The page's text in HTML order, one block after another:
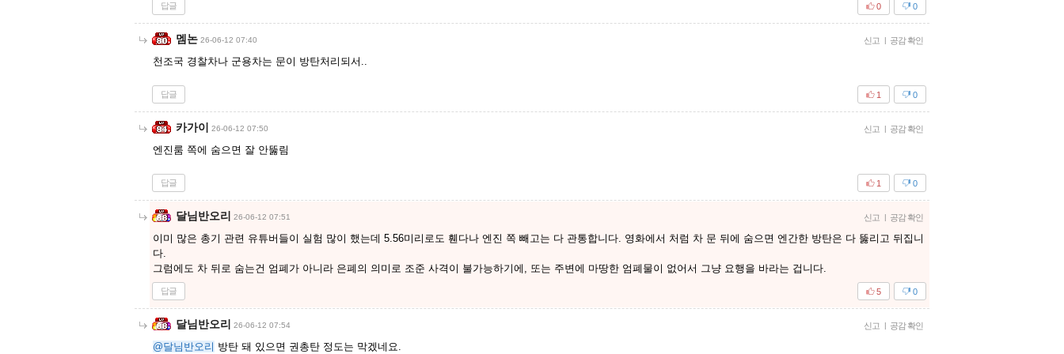
답글 0
0
멤논 26-06-12 07:40 신고 | 공감 확인
천조국 경찰차나 군용차는 문이 방탄처리되서..
답글 0
1
카가이 26-06-12 07:50 신고 | 공감 확인
엔진룸 쪽에 숨으면 잘 안뚫림
답글 0
1
달님반오리 26-06-12 07:51 신고 | 공감 확인
이미 많은 총기 관련 유튜버들이 실험 많이 했는데 5.56미리로도 휀다나 엔진 쪽 빼고는 다 관통합니다. 영화에서 처럼 차 문 뒤에 숨으면 엔간한 방탄은 다 뚫리고 뒤집니
다.
그럼에도 차 뒤로 숨는건 엄폐가 아니라 은폐의 의미로 조준 사격이 불가능하기에, 또는 주변에 마땅한 엄폐물이 없어서 그냥 요행을 바라는 겁니다.
답글 0
5
달님반오리 26-06-12 07:54 신고 | 공감 확인
@달님반오리 방탄 돼 있으면 권총탄 정도는 막겠네요.